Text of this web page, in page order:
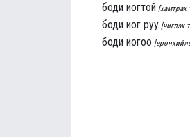
боди иогтой [хамтрах
боди иог руу [чиглэх
боди иогоо